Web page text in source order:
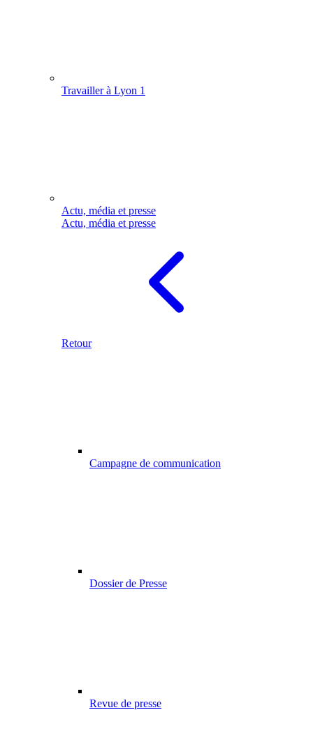
Travailler à Lyon 1
Actu, média et presse
Actu, média et presse
Retour
Campagne de communication
Dossier de Presse
Revue de presse